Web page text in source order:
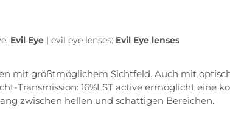
Evil Eye | evil eye lenses: Evil Eye lenses
mit größtmöglichem Sichtfeld. Auch mit
Transmission: 16%LST active ermöglicht eine
zwischen hellen und schattigen Bereichen.